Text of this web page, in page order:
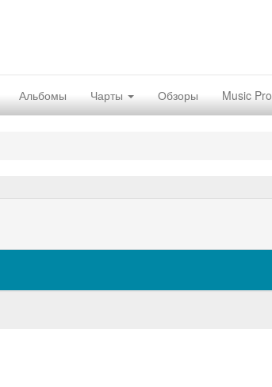
Альбомы Чарты Обзоры Music Pro